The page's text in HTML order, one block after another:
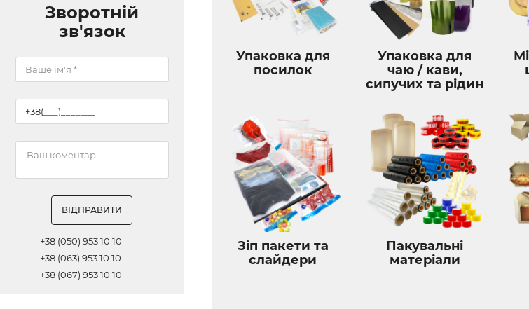
Зворотній
зв'язок
ВІДПРАВИТИ
+38 (050) 953 10 10
+38 (063) 953 10 10
+38 (067) 953 10 10
Упаковка для
посилок
Упаковка для
чаю / кави,
сипучих та рідин
Зіп пакети та
слайдери
Пакувальні
матеріали